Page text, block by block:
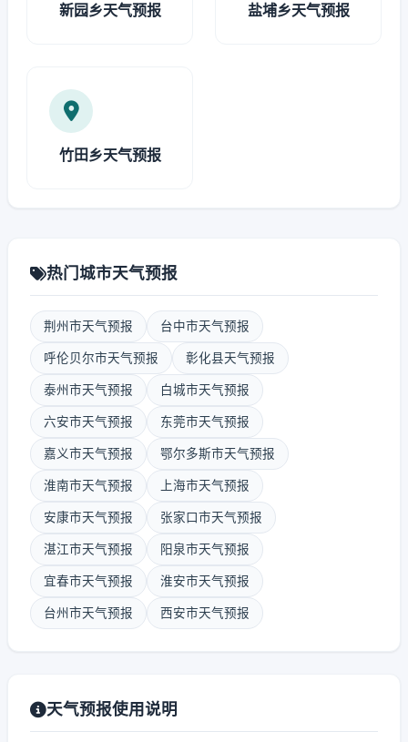
新园乡天气预报 盐埔乡天气预报
竹田乡天气预报
热门城市天气预报
荆州市天气预报 台中市天气预报
呼伦贝尔市天气预报 彰化县天气预报
泰州市天气预报 白城市天气预报
六安市天气预报 东莞市天气预报
嘉义市天气预报 鄂尔多斯市天气预报
淮南市天气预报 上海市天气预报
安康市天气预报 张家口市天气预报
湛江市天气预报 阳泉市天气预报
宜春市天气预报 淮安市天气预报
台州市天气预报 西安市天气预报
天气预报使用说明